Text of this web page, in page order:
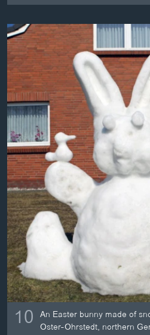
10 An Easter bunny made of
Oster-Ohrstedt, northern